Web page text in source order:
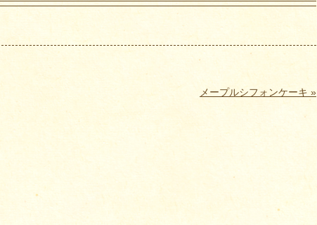
メープルシフォンケーキ »